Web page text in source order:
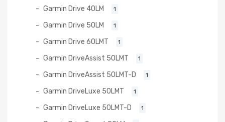
Garmin Drive 40LM 1
Garmin Drive 50LM 1
Garmin Drive 60LMT 1
Garmin DriveAssist 50LMT 1
Garmin DriveAssist 50LMT-D 1
Garmin DriveLuxe 50LMT 1
Garmin DriveLuxe 50LMT-D 1